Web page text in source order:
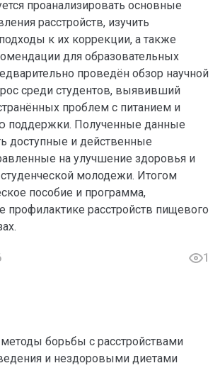
проанализировать основные
расстройств, изучить
к их коррекции, а также
для образовательных
проведён обзор научной
среди студентов, выявивший
проблем с питанием и
поддержки. Полученные данные
доступные и действенные
на улучшение здоровья и
молодежи. Итогом
пособие и программа,
профилактике расстройств пищевого
1
борьбы с расстройствами
и нездоровыми диетами